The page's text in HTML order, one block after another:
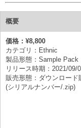
概要
価格：¥8,800
カテゴリ：Ethnic
製品形態：Sample Pack
リリース時期：2021/09/
販売形態：ダウンロード
(シリアルナンバー/.zip)